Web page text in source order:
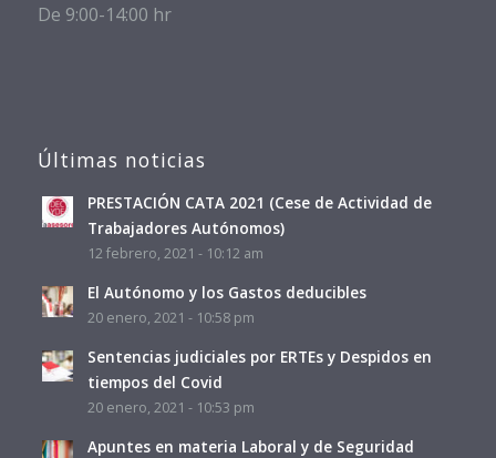
De 9:00-14:00 hr
Últimas noticias
PRESTACIÓN CATA 2021 (Cese de Actividad de
Trabajadores Autónomos)
12 febrero, 2021 - 10:12 am
El Autónomo y los Gastos deducibles
20 enero, 2021 - 10:58 pm
Sentencias judiciales por ERTEs y Despidos en
tiempos del Covid
20 enero, 2021 - 10:53 pm
Apuntes en materia Laboral y de Seguridad